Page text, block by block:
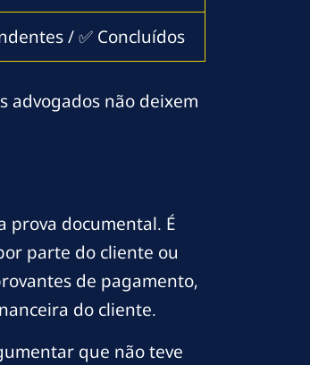
/ ✅ Concluídos
advogados não deixem
prova documental. É
parte do cliente ou
de pagamento,
do cliente.
que não teve